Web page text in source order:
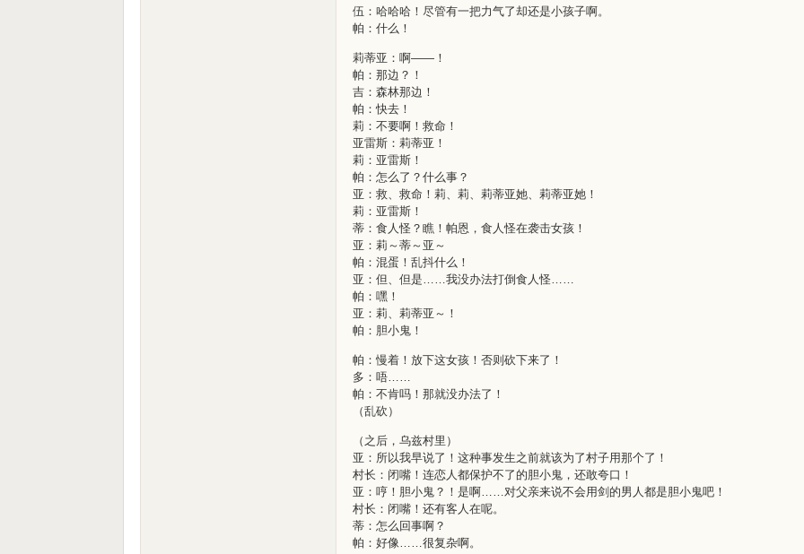
伍：哈哈哈！尽管有一把力气了却还是小孩子啊。
帕：什么！
莉蒂亚：啊——！
帕：那边？！
吉：森林那边！
帕：快去！
莉：不要啊！救命！
亚雷斯：莉蒂亚！
莉：亚雷斯！
帕：怎么了？什么事？
亚：救、救命！莉、莉、莉蒂亚她、莉蒂亚她！
莉：亚雷斯！
蒂：食人怪？瞧！帕恩，食人怪在袭击女孩！
亚：莉～蒂～亚～
帕：混蛋！乱抖什么！
亚：但、但是……我没办法打倒食人怪……
帕：嘿！
亚：莉、莉蒂亚～！
帕：胆小鬼！
帕：慢着！放下这女孩！否则砍下来了！
多：唔……
帕：不肯吗！那就没办法了！
（乱砍）
（之后，乌兹村里）
亚：所以我早说了！这种事发生之前就该为了村子用那个了！
村长：闭嘴！连恋人都保护不了的胆小鬼，还敢夸口！
亚：哼！胆小鬼？！是啊……对父亲来说不会用剑的男人都是胆小鬼吧！
村长：闭嘴！还有客人在呢。
蒂：怎么回事啊？
帕：好像……很复杂啊。